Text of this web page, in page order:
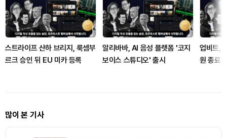
스트라이프 산하 브리지, 룩셈부
르크 승인 뒤 EU 미카 등록
알리바바, AI 음성 플랫폼 '코지
보이스 스튜디오' 출시
업비트,
원 종료
많이 본 기사